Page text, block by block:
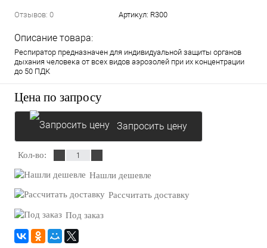
Отзывов: 0 Артикул: R300
Описание товара:
Респиратор предназначен для индивидуальной защиты органов
дыхания человека от всех видов аэрозолей при их концентрации
до 50 ПДК
Цена по запросу
Запросить цену
Кол-во:
Нашли дешевле
Рассчитать доставку
Под заказ